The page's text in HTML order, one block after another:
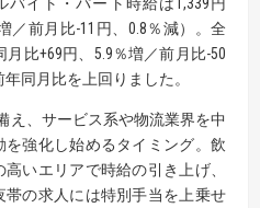
／前月比-11円、0.8％減）。全
比+69円、5.9％増／前月比-50
同月比を上回りました。
え、サービス系や物流業界を中
強化し始めるタイミング。飲
いエリアで時給の引き上げ、
帯の求人には特別手当を上乗せ